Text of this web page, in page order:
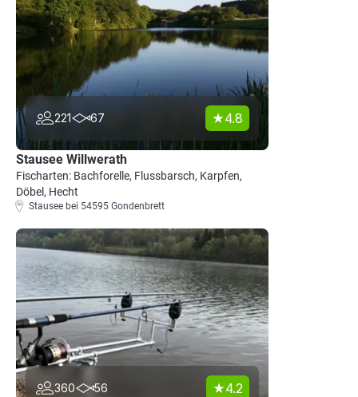
221 67 4.8
Stausee Willwerath
Fischarten: Bachforelle, Flussbarsch, Karpfen,
Döbel, Hecht
Stausee bei 54595 Gondenbrett
360 56 4.2